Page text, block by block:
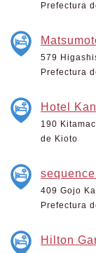
Prefectura
579
Prefectura
Hotel
190
de Kioto
409 Gojo
Prefectura
Hilton